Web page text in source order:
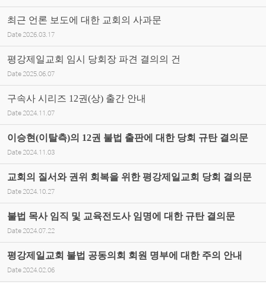
최근 언론 보도에 대한 교회의 사과문
Date 2026.03.17
평강제일교회 임시 당회장 파견 결의의 건
Date 2025.06.07
구속사 시리즈 12권(상) 출간 안내
Date 2024.11.07
이승현(이탈측)의 12권 불법 출판에 대한 당회 규탄 결의문
Date 2024.11.03
교회의 질서와 권위 회복을 위한 평강제일교회 당회 결의문
Date 2024.10.27
불법 목사 임직 및 교육전도사 임명에 대한 규탄 결의문
Date 2024.07.22
평강제일교회 불법 공동의회 회원 명부에 대한 주의 안내
Date 2024.02.06